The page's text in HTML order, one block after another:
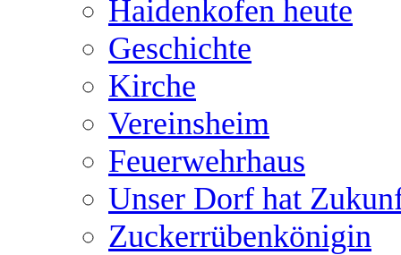
Haidenkofen heute
Geschichte
Kirche
Vereinsheim
Feuerwehrhaus
Unser Dorf hat
Zuckerrübenkönigin